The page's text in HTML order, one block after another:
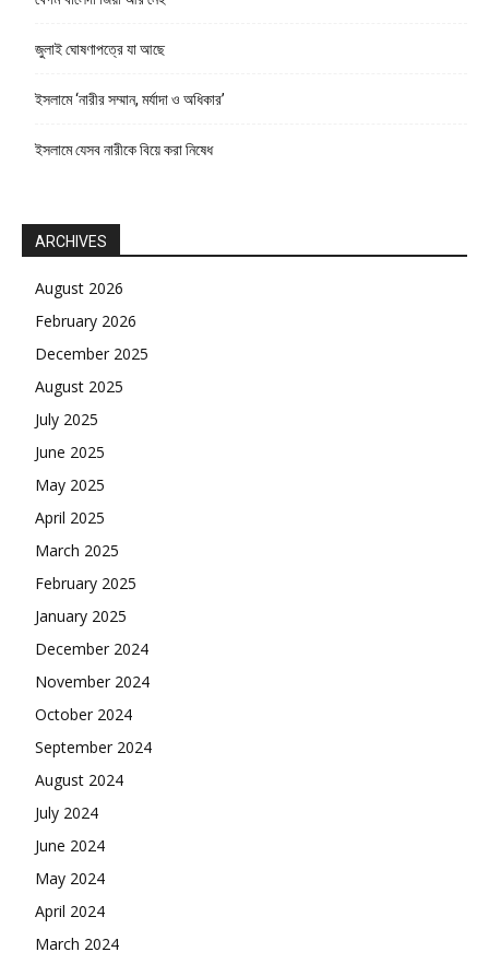
জুলাই ঘোষণাপত্রে যা আছে
ইসলামে ‘নারীর সম্মান, মর্যাদা ও অধিকার’
ইসলামে যেসব নারীকে বিয়ে করা নিষেধ
ARCHIVES
August 2026
February 2026
December 2025
August 2025
July 2025
June 2025
May 2025
April 2025
March 2025
February 2025
January 2025
December 2024
November 2024
October 2024
September 2024
August 2024
July 2024
June 2024
May 2024
April 2024
March 2024